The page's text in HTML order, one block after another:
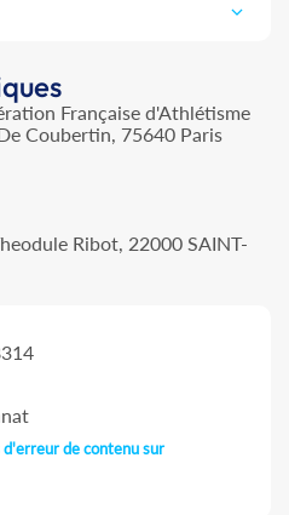
Française d'Athlétisme
Coubertin, 75640 Paris
Ribot, 22000 SAINT-
d'erreur de contenu sur